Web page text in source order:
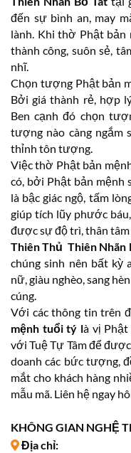
đến sự bình an, may
lành. Khi thờ Phật
thành công, suôn sẻ,
nhĩ.
Chọn tượng Phật bản
Bởi giá thành rẻ, hợp
Ben cạnh đó chọn
tượng nào càng ngắm
thỉnh tôn tượng.
Việc thờ Phật bản
có, bởi Phật bản mệnh
là bậc giác ngộ, tấm
giúp tích lũy phước
được sự độ trì, thân tâm
Thiên Thủ Thiên Nhãn
chúng sinh nên bất kỳ
nữ, giàu nghèo, sang
cúng.
Với các thông tin trên
mệnh tuổi tý là vị
với Tuệ Tự Tâm để
doanh các bức tượng,
mắt cho khách hàng
mẫu mã. Liên hệ ngay
KHÔNG GIAN NGHỆ
Địa chỉ: